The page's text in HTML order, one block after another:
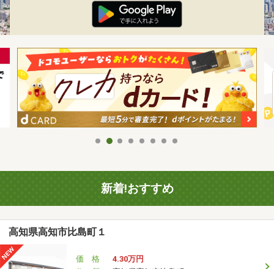
新着!おすすめ
高知県高知市比島町１
価 格
4.30万円